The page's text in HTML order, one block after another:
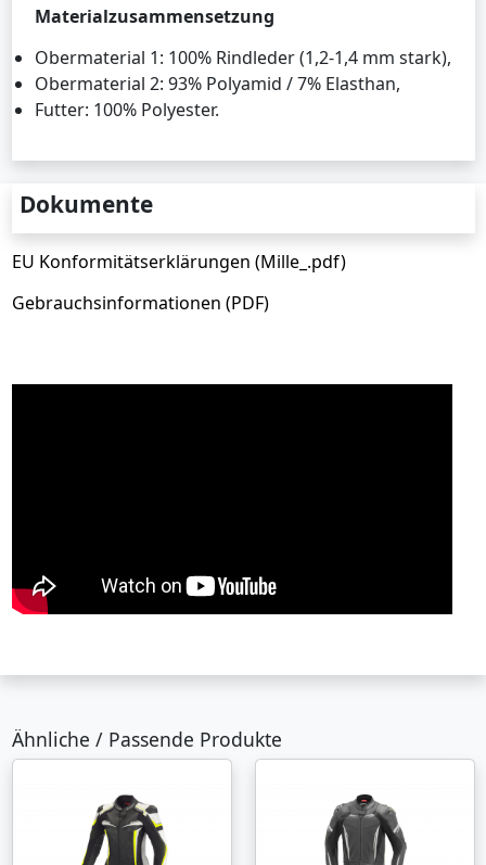
Materialzusammensetzung
Obermaterial 1: 100% Rindleder (1,2-1,4 mm stark),
Obermaterial 2: 93% Polyamid / 7% Elasthan,
Futter: 100% Polyester.
Dokumente
EU Konformitätserklärungen (Mille_.pdf)
Gebrauchsinformationen (PDF)
Ähnliche / Passende Produkte